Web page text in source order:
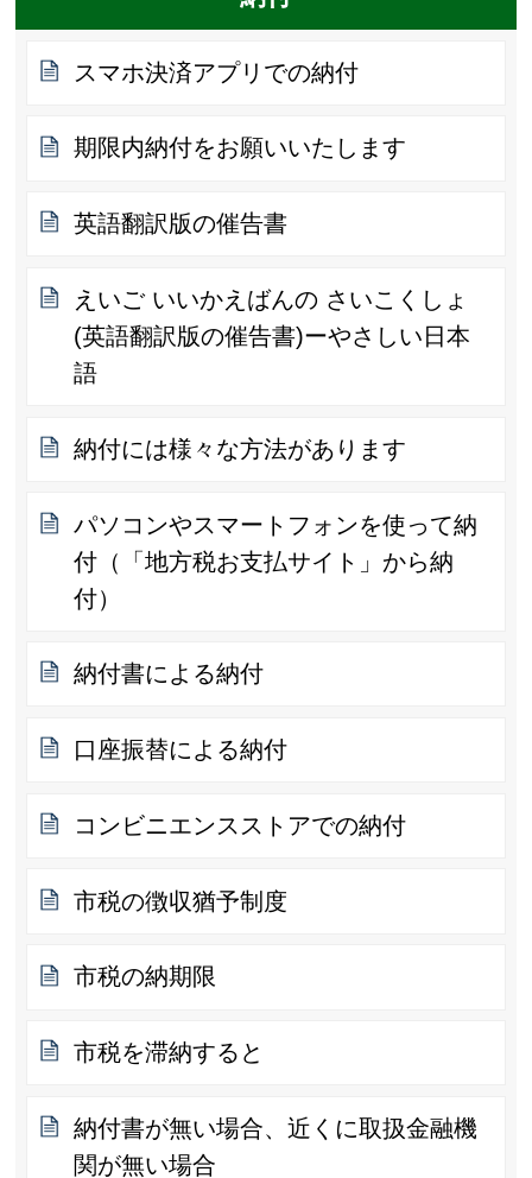
スマホ決済アプリでの納付
期限内納付をお願いいたします
英語翻訳版の催告書
えいご いいかえばんの さいこくしょ
(英語翻訳版の催告書)ーやさしい日本
語
納付には様々な方法があります
パソコンやスマートフォンを使って納
付（「地方税お支払サイト」から納
付）
納付書による納付
口座振替による納付
コンビニエンスストアでの納付
市税の徴収猶予制度
市税の納期限
市税を滞納すると
納付書が無い場合、近くに取扱金融機
関が無い場合